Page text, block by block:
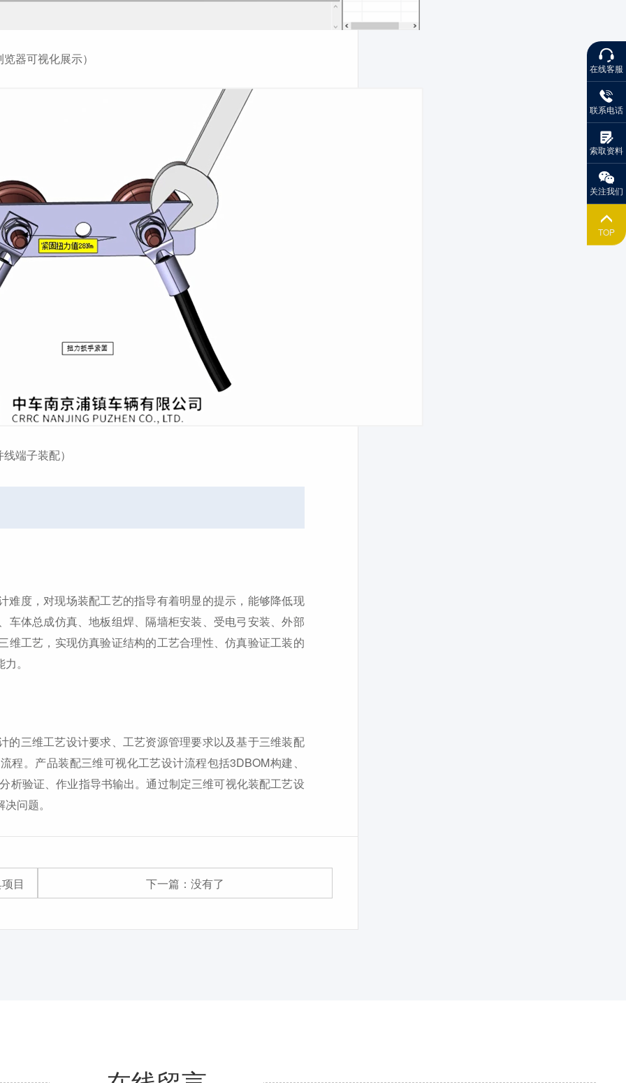
器可视化展示）
端子装配）
，对现场装配工艺的指导有着明显的提示，能够降低现
车体总成仿真、地板组焊、隔墙柜安装、受电弓安装、外部
维工艺，实现仿真验证结构的工艺合理性、仿真验证工装的
。
维工艺设计要求、工艺资源管理要求以及基于三维装配
。产品装配三维可视化工艺设计流程包括3DBOM构建、
析验证、作业指导书输出。通过制定三维可视化装配工艺设
问题。
目 下一篇： 没有了
在线客服
联系电话
索取资料
关注我们
TOP